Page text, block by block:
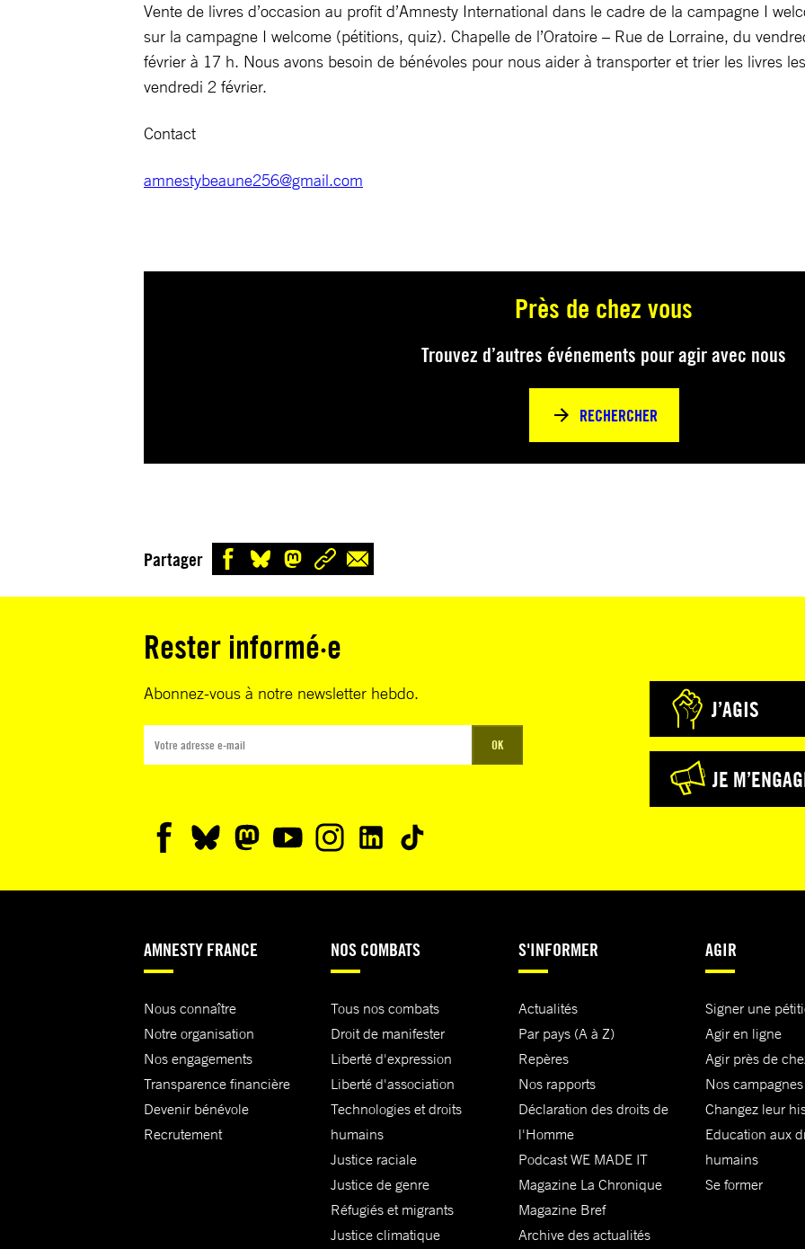
Vente de livres d’occasion au profit d’Amnesty International dans le cadre de la campagne I
sur la campagne I welcome (pétitions, quiz). Chapelle de l’Oratoire – Rue de Lorraine, du
février à 17 h. Nous avons besoin de bénévoles pour nous aider à transporter et trier les livres
vendredi 2 février.
Contact
amnestybeaune256@gmail.com
Près de chez vous
Trouvez d’autres événements pour agir avec nous
RECHERCHER
Partager
Rester informé·e
Abonnez-vous à notre newsletter hebdo.
OK
J’AGIS
JE
AMNESTY FRANCE
Nous connaître
Notre organisation
Nos engagements
Transparence financière
Devenir bénévole
Recrutement
NOS COMBATS
Tous nos combats
Droit de manifester
Liberté d'expression
Liberté d'association
Technologies et droits
humains
Justice raciale
Justice de genre
Réfugiés et migrants
Justice climatique
S'INFORMER
Actualités
Par pays (A à Z)
Repères
Nos rapports
Déclaration des droits de
l'Homme
Podcast WE MADE IT
Magazine La Chronique
Magazine Bref
Archive des actualités
AGIR
Signer une
Agir en ligne
Agir près de
Nos campagnes
Changez leur
Education aux
humains
Se former